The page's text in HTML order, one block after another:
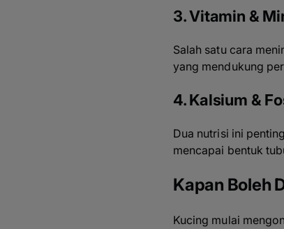
3. Vitamin &
Salah satu cara
yang mendukung
4. Kalsium &
Dua nutrisi ini
mencapai bentuk
Kapan Boleh
Kucing mulai